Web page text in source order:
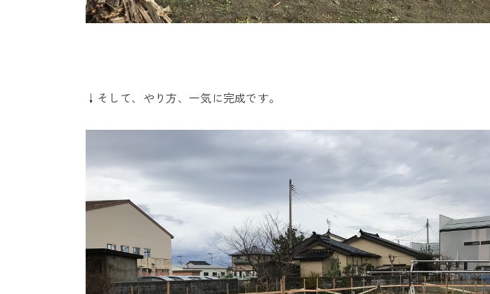
↓そして、やり方、一気に完成です。